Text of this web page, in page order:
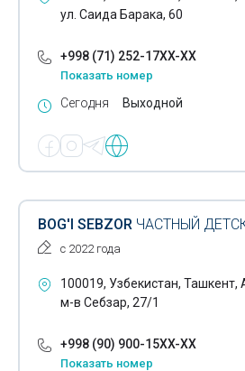
ул. Саида Барака, 60
+998 (71) 252-17XX-XX
Показать номер
Сегодня Выходной
BOG'I SEBZOR ЧАСТНЫЙ
с 2022 года
100019, Узбекистан, Ташкент,
м-в Себзар, 27/1
+998 (90) 900-15XX-XX
Показать номер